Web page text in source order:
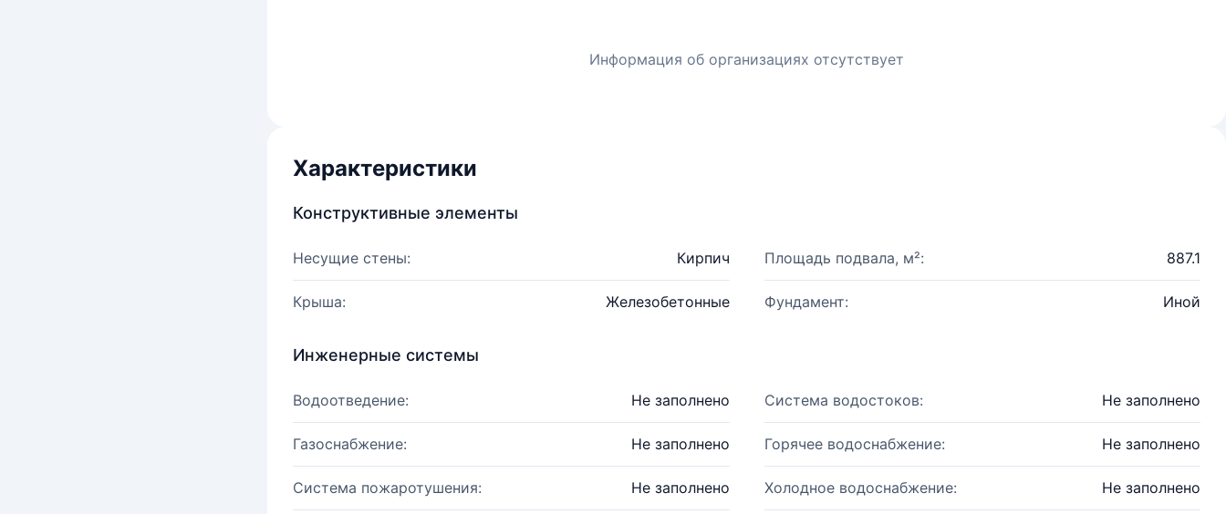
Информация об организациях отсутствует
Характеристики
Конструктивные элементы
Несущие стены: Кирпич Площадь подвала, м²: 887.1
Крыша: Железобетонные Фундамент: Иной
Инженерные системы
Водоотведение: Не заполнено Система водостоков: Не заполнено
Газоснабжение: Не заполнено Горячее водоснабжение: Не заполнено
Система пожаротушения: Не заполнено Холодное водоснабжение: Не заполнено